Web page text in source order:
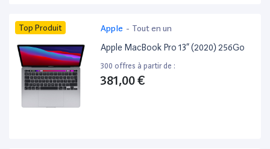
Top Produit Apple - Tout en un
Apple MacBook Pro 13” (2020) 256Go
300 offres à partir de :
381,00 €